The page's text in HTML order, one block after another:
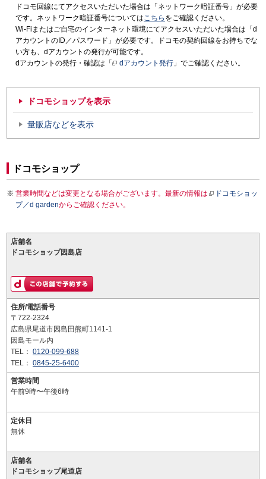
ドコモ回線にてアクセスいただいた場合は「ネットワーク暗証番号」が必要
です。ネットワーク暗証番号についてはこちら をご確認ください。
Wi-Fiまたはご自宅のインターネット環境にてアクセスいただいた場合は「d
アカウントのID／パスワード」が必要です。ドコモの契約回線をお持ちでな
い方も、dアカウントの発行が可能です。
dアカウントの発行・確認は「
dアカウント発行 」でご確認ください。
ドコモショップを表示
量販店などを表示
ドコモショップ
営業時間などは変更となる場合がございます。最新の情報は
ドコモショッ
プ／d gardenからご確認ください。
店舗名
ドコモショップ因島店
住所/電話番号
〒722-2324
広島県尾道市因島田熊町1141-1
因島モール内
TEL： 0120-099-688
TEL： 0845-25-6400
営業時間
午前9時〜午後6時
定休日
無休
店舗名
ドコモショップ尾道店